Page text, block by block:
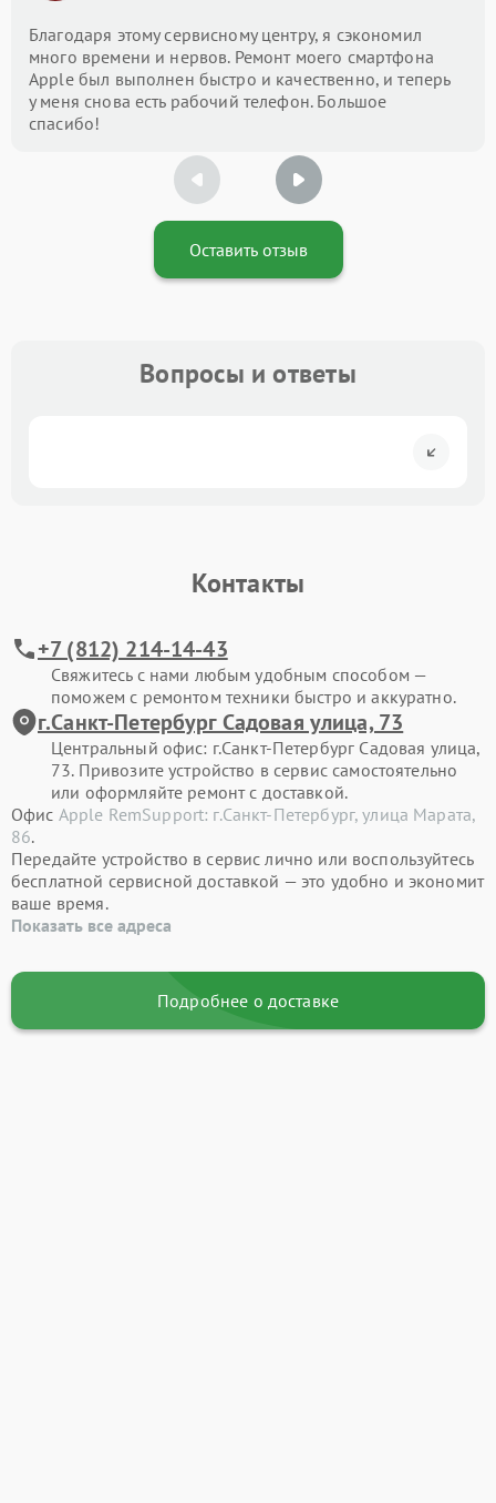
Благодаря этому сервисному центру, я сэкономил
много времени и нервов. Ремонт моего смартфона
Apple был выполнен быстро и качественно, и теперь
у меня снова есть рабочий телефон. Большое
спасибо!
Оставить отзыв
Вопросы и ответы
Контакты
+7 (812) 214-14-43
Свяжитесь с нами любым удобным способом —
поможем с ремонтом техники быстро и аккуратно.
г.Санкт-Петербург Садовая улица, 73
Центральный офис: г.Санкт-Петербург Садовая улица,
73. Привозите устройство в сервис самостоятельно
или оформляйте ремонт с доставкой.
Офис Apple RemSupport: г.Санкт-Петербург, улица Марата,
86.
Передайте устройство в сервис лично или воспользуйтесь
бесплатной сервисной доставкой — это удобно и экономит
ваше время.
Показать все адреса
Подробнее о доставке